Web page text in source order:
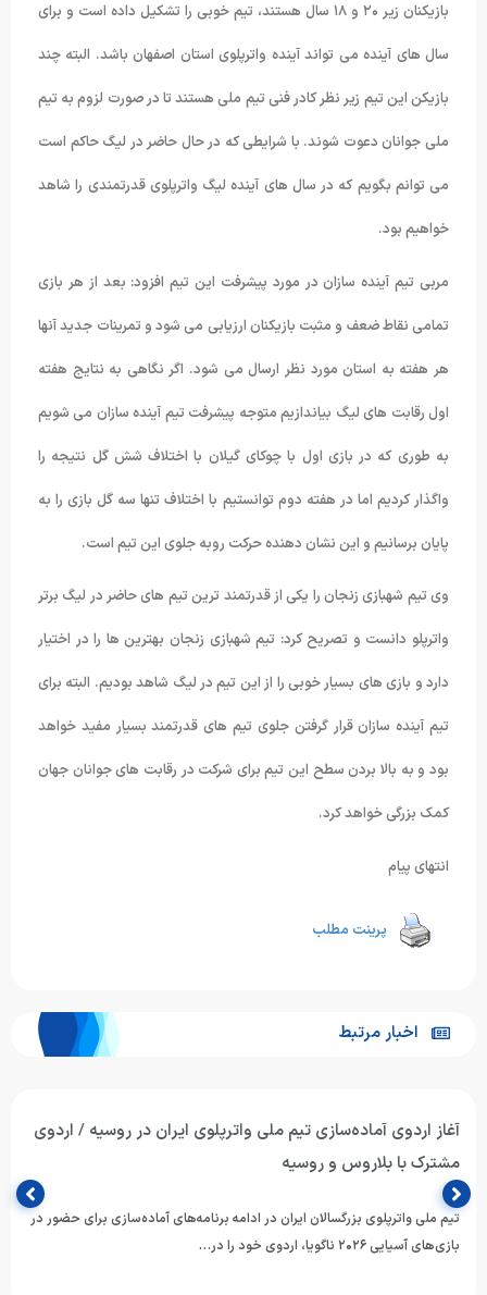
بازیکنان زیر ۲۰ و ۱۸ سال هستند، تیم خوبی را تشکیل داده است و برای
سال های آینده می تواند آینده واترپلوی استان اصفهان باشد. البته چند
بازیکن این تیم زیر نظر کادر فنی تیم ملی هستند تا در صورت لزوم به تیم
ملی جوانان دعوت شوند. با شرایطی که در حال حاضر در لیگ حاکم است
می توانم بگویم که در سال های آینده لیگ واترپلوی قدرتمندی را شاهد
خواهیم بود.
مربی تیم آینده سازان در مورد پیشرفت این تیم افزود: بعد از هر بازی
تمامی نقاط ضعف و مثبت بازیکنان ارزیابی می شود و تمرینات جدید آنها
هر هفته به استان مورد نظر ارسال می شود. اگر نگاهی به نتایج هفته
اول رقابت های لیگ بیاندازیم متوجه پیشرفت تیم آینده سازان می شویم
به طوری که در بازی اول با چوکای گیلان با اختلاف شش گل نتیجه را
واگذار کردیم اما در هفته دوم توانستیم با اختلاف تنها سه گل بازی را به
پایان برسانیم و این نشان دهنده حرکت روبه جلوی این تیم است.
وی تیم شهبازی زنجان را یکی از قدرتمند ترین تیم های حاضر در لیگ برتر
واترپلو دانست و تصریح کرد: تیم شهبازی زنجان بهترین ها را در اختیار
دارد و بازی های بسیار خوبی را از این تیم در لیگ شاهد بودیم. البته برای
تیم آینده سازان قرار گرفتن جلوی تیم های قدرتمند بسیار مفید خواهد
بود و به بالا بردن سطح این تیم برای شرکت در رقابت های جوانان جهان
کمک بزرگی خواهد کرد.
انتهای پیام
پرینت مطلب
اخبار مرتبط
تیم ملی واترپلوی جوانان ایران با برتری برابر ازبکستان پنجم آسیا
شد
تیم ملی واترپلوی جوانان ایران در آخرین دیدار خود از دوازدهمین دوره
مسابقات قهرمانی رده‌های سنی ورزش‌های آبی آسیا، با…